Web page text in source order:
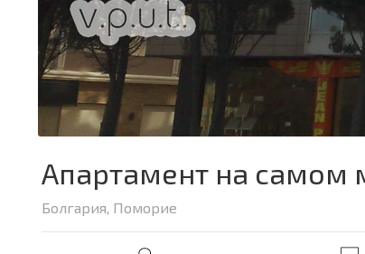
Апартамент на самом
Болгария, Поморие